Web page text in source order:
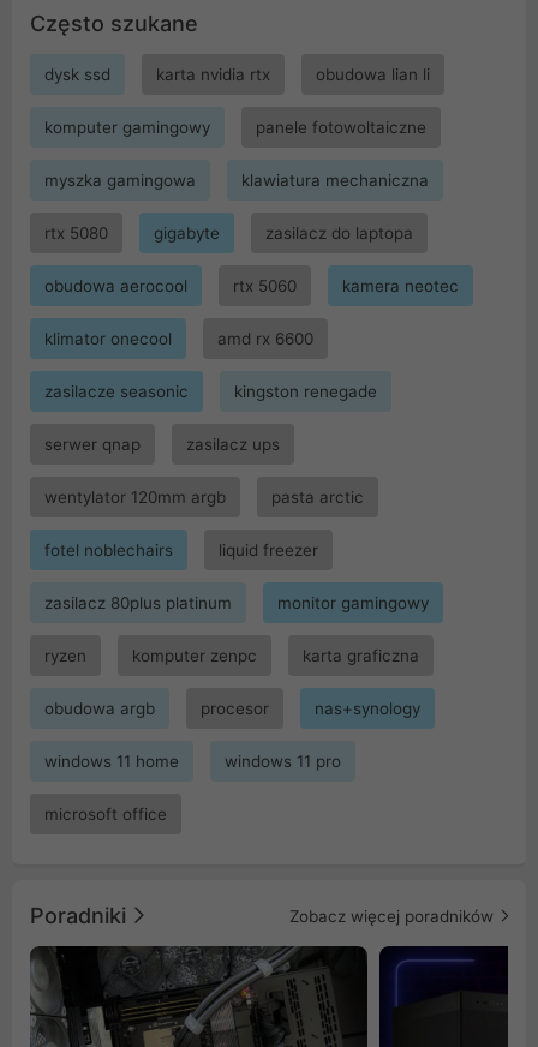
Często szukane
dysk ssd karta nvidia rtx obudowa lian li
komputer gamingowy panele fotowoltaiczne
myszka gamingowa klawiatura mechaniczna
rtx 5080 gigabyte zasilacz do laptopa
obudowa aerocool rtx 5060 kamera neotec
klimator onecool amd rx 6600
zasilacze seasonic kingston renegade
serwer qnap zasilacz ups
wentylator 120mm argb pasta arctic
fotel noblechairs liquid freezer
zasilacz 80plus platinum monitor gamingowy
ryzen komputer zenpc karta graficzna
obudowa argb procesor nas+synology
windows 11 home windows 11 pro
microsoft office
Poradniki Zobacz więcej poradników